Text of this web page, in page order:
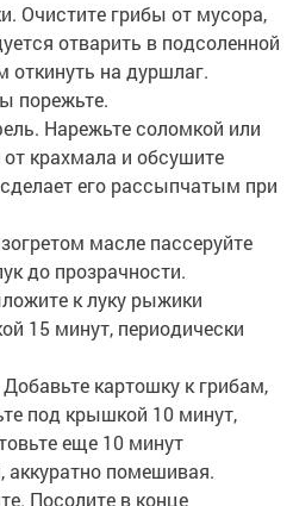
Очистите грибы от мусора,
отварить в подсоленной
откинуть на дуршлаг.
порежьте.
Нарежьте соломкой или
крахмала и обсушите
его рассыпчатым при
масле пассеруйте
до прозрачности.
к луку рыжики
15 минут, периодически
картошку к грибам,
под крышкой 10 минут,
еще 10 минут
аккуратно помешивая.
Посолите в конце